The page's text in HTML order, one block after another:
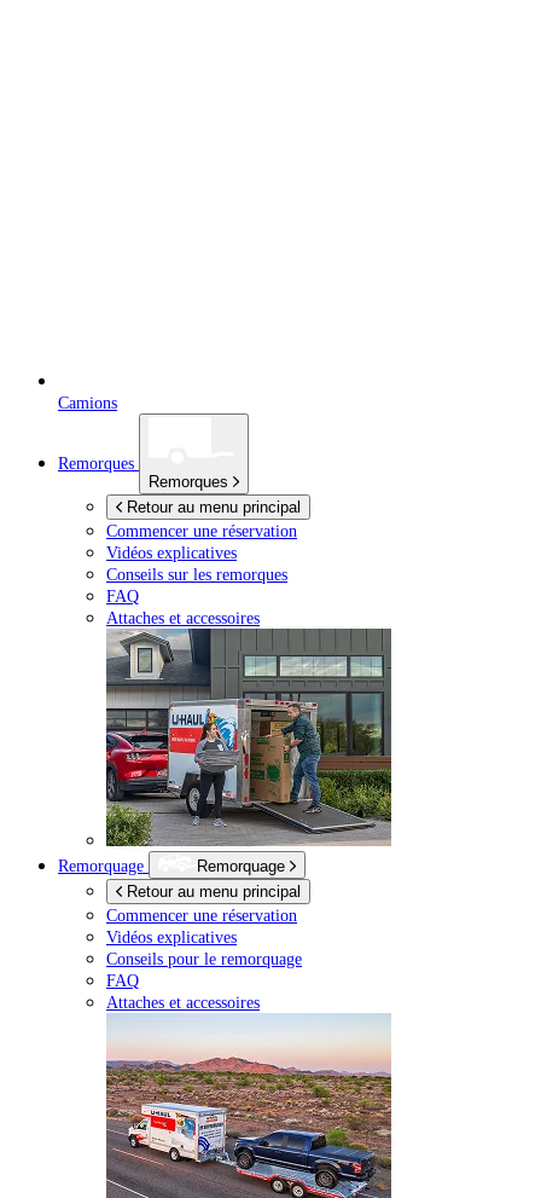
Camions
Remorques
Remorques
Retour au menu principal
Commencer une réservation
Vidéos explicatives
Conseils sur les remorques
FAQ
Attaches et accessoires
Remorquage
Remorquage
Retour au menu principal
Commencer une réservation
Vidéos explicatives
Conseils pour le remorquage
FAQ
Attaches et accessoires